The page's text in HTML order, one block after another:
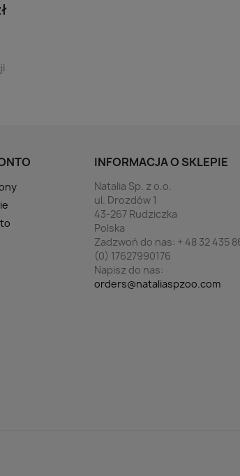
INFORMACJA O SKLEPIE
Natalia Sp. z o.o.
ul. Drozdów 1
43-267 Rudziczka
Polska
Zadzwoń do nas: + 48 32 435
(0) 17627990176
Napisz do nas:
orders@nataliaspzoo.com